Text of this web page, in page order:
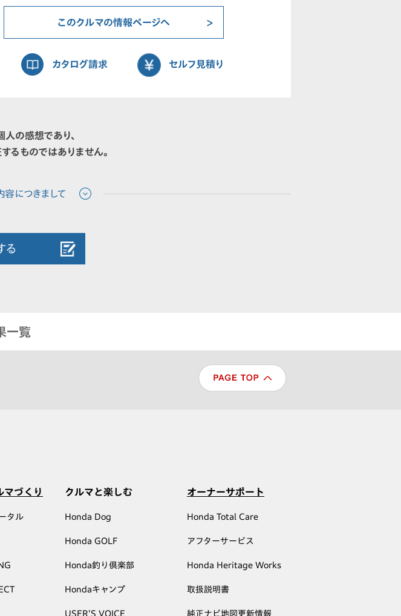
このクルマの情報ページへ
カタログ請求 セルフ見積り
の感想であり、
るものではありません。
る
一覧
づくり
タル
クルマと楽しむ
Honda Dog
Honda GOLF
Honda釣り倶楽部
Hondaキャンプ
USER'S VOICE
オーナーサポート
Honda Total Care
アフターサービス
Honda Heritage Works
取扱説明書
純正ナビ地図更新情報